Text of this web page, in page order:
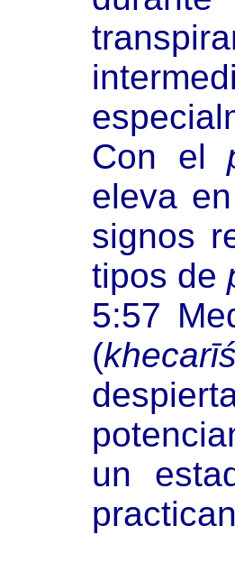
Con el
eleva
signos
tipos de
5:57
(
un